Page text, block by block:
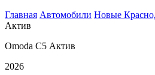
Главная Автомобили Новые
Актив
Omoda C5 Актив
2026